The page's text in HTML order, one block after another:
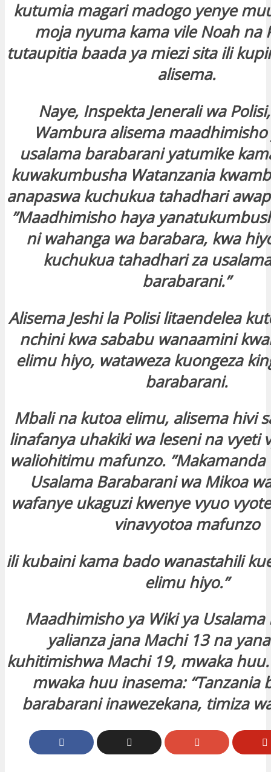
kutumia magari madogo yenye
moja nyuma kama vile Noah na
tutaupitia baada ya miezi sita ili
alisema.
Naye, Inspekta Jenerali wa
Wambura alisema maadhimisho
usalama barabarani yatumike
kuwakumbusha Watanzania
anapaswa kuchukua tahadhari
”Maadhimisho haya
ni wahanga wa barabara, kwa
kuchukua tahadhari za
barabarani.”
Alisema Jeshi la Polisi litaendelea
nchini kwa sababu wanaamini
elimu hiyo, wataweza kuongeza
barabarani.
Mbali na kutoa elimu, alisema hivi
linafanya uhakiki wa leseni na vyeti
waliohitimu mafunzo. ”Makamanda
Usalama Barabarani wa Mikoa
wafanye ukaguzi kwenye vyuo
vinavyotoa mafunzo
ili kubaini kama bado wanastahili
elimu hiyo.”
Maadhimisho ya Wiki ya
yalianza jana Machi 13 na
kuhitimishwa Machi 19, mwaka
mwaka huu inasema: “Tanzania
barabarani inawezekana, timiza